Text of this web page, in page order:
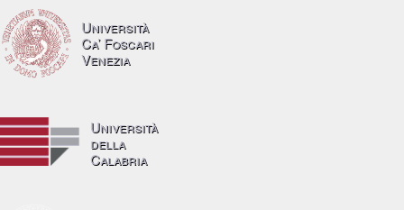
Università
Ca’ Foscari
Venezia
Università
della
Calabria